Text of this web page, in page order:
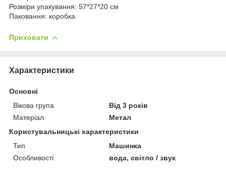
Розміри упакування: 57*27*20 см
Паковання: коробка
Приховати
Характеристики
Основні
Вікова група
Від 3 років
Матеріал
Метал
Користувальницькі характеристики
Тип
Машинка
Особливості
вода, світло / звук